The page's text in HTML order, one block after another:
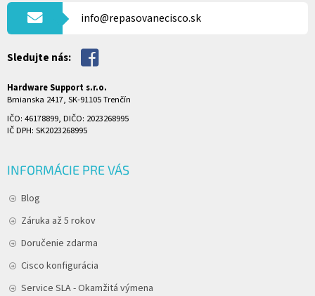
info@repasovanecisco.sk
Sledujte nás:
Hardware Support s.r.o.
Brnianska 2417, SK-91105 Trenčín
IČO: 46178899, DIČO: 2023268995
IČ DPH: SK2023268995
INFORMÁCIE PRE VÁS
Blog
Záruka až 5 rokov
Doručenie zdarma
Cisco konfigurácia
Service SLA - Okamžitá výmena